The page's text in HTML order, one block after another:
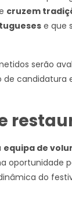
cruzem
e que
serão
candidatura
equipa de
oportunidade
do